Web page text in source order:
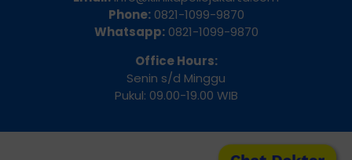
Phone:0821-1099-9870
Whatsapp:0821-1099-9870
Office Hours:
Senin s/d Minggu
Pukul: 09.00-19.00 WIB